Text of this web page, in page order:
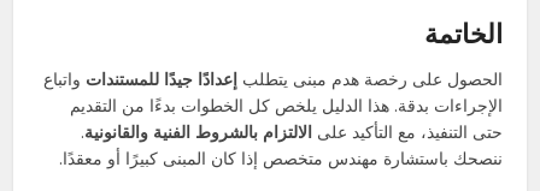
الخاتمة
الحصول على رخصة هدم مبنى يتطلبإعدادًا جيدًا للمستندات واتباع
الإجراءات بدقة. هذا الدليل يلخص كل الخطوات بدءًا من التقديم
حتى التنفيذ، مع التأكيد علىالالتزام بالشروط الفنية والقانونية.
ننصحك باستشارة مهندس متخصص إذا كان المبنى كبيرًا أو معقدًا.